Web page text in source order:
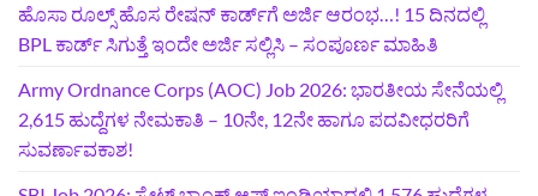
ಹೊಸಾ ರೂಲ್ಸ್ ಹೊಸ ರೇಷನ್ ಕಾರ್ಡ್‌ಗೆ ಅರ್ಜಿ ಆರಂಭ…! 15 ದಿನದಲ್ಲಿ
BPL ಕಾರ್ಡ್ ಸಿಗುತ್ತೆ ಇಂದೇ ಅರ್ಜಿ ಸಲ್ಲಿಸಿ – ಸಂಪೂರ್ಣ ಮಾಹಿತಿ
Army Ordnance Corps (AOC) Job 2026: ಭಾರತೀಯ ಸೇನೆಯಲ್ಲಿ
2,615 ಹುದ್ದೆಗಳ ನೇಮಕಾತಿ – 10ನೇ, 12ನೇ ಹಾಗೂ ಪದವೀಧರರಿಗೆ
ಸುವರ್ಣಾವಕಾಶ!